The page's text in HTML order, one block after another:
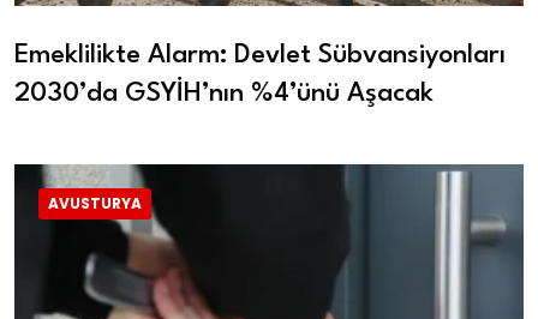
Emeklilikte Alarm: Devlet Sübvansiyonları
2030’da GSYİH’nın %4’ünü Aşacak
AVUSTURYA